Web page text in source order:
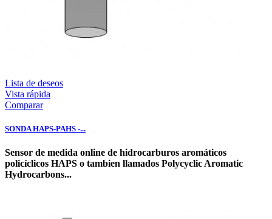
Lista de deseos
Vista rápida
Comparar
SONDA HAPS-PAHS -...
Sensor de medida online de hidrocarburos aromáticos
policíclicos HAPS o tambien llamados Polycyclic Aromatic
Hydrocarbons...